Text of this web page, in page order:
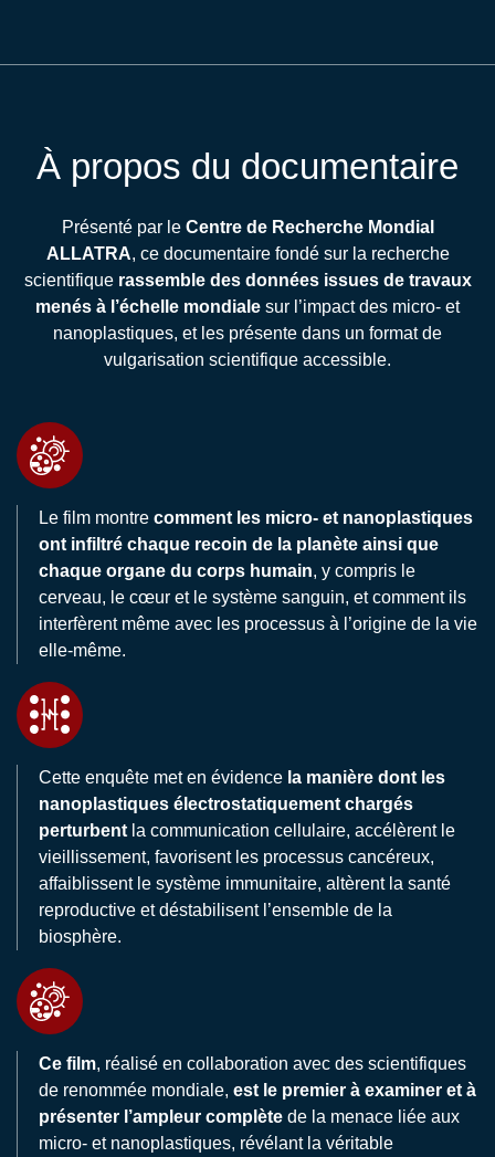
À propos du documentaire
Présenté par le Centre de Recherche Mondial
ALLATRA, ce documentaire fondé sur la recherche
scientifique rassemble des données issues de travaux
menés à l’échelle mondiale sur l’impact des micro- et
nanoplastiques, et les présente dans un format de
vulgarisation scientifique accessible.
Le film montre comment les micro- et nanoplastiques
ont infiltré chaque recoin de la planète ainsi que
chaque organe du corps humain, y compris le
cerveau, le cœur et le système sanguin, et comment ils
interfèrent même avec les processus à l’origine de la vie
elle-même.
Cette enquête met en évidence la manière dont les
nanoplastiques électrostatiquement chargés
perturbent la communication cellulaire, accélèrent le
vieillissement, favorisent les processus cancéreux,
affaiblissent le système immunitaire, altèrent la santé
reproductive et déstabilisent l’ensemble de la
biosphère.
Ce film, réalisé en collaboration avec des scientifiques
de renommée mondiale, est le premier à examiner et à
présenter l’ampleur complète de la menace liée aux
micro- et nanoplastiques, révélant la véritable